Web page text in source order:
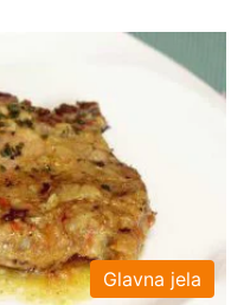
Glavna jela